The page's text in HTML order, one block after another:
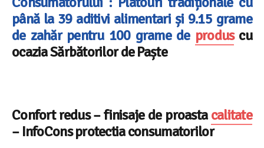
până la 39 aditivi alimentari și 9.15 grame
de zahăr pentru 100 grame de produscu
ocazia Sărbătorilor de Paște
Confort redus – finisaje de proastacalitate
– InfoCons protectia consumatorilor